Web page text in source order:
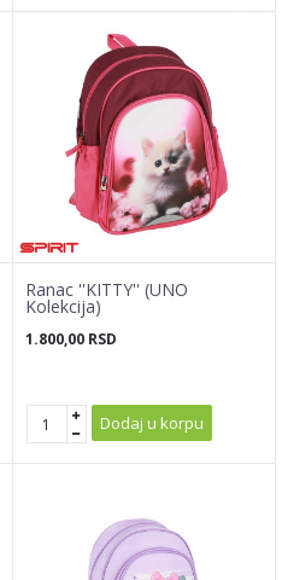
Ranac ''KITTY'' (UNO
Kolekcija)
1.800,00 RSD
Dodaj u korpu